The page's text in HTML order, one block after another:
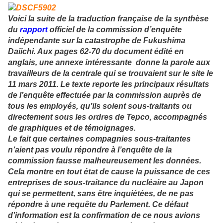
Voici la suite de la traduction française de la synthèse
du rapport officiel de la commission d’enquête
indépendante sur la catastrophe de Fukushima
Daiichi. Aux pages 62-70 du document édité en
anglais, une annexe intéressante donne la parole aux
travailleurs de la centrale qui se trouvaient sur le site le
11 mars 2011. Le texte reporte les principaux résultats
de l’enquête effectuée par la commission auprès de
tous les employés, qu’ils soient sous-traitants ou
directement sous les ordres de Tepco, accompagnés
de graphiques et de témoignages.
Le fait que certaines compagnies sous-traitantes
n’aient pas voulu répondre à l’enquête de la
commission fausse malheureusement les données.
Cela montre en tout état de cause la puissance de ces
entreprises de sous-traitance du nucléaire au Japon
qui se permettent, sans être inquiétées, de ne pas
répondre à une requête du Parlement. Ce défaut
d’information est la confirmation de ce nous avions